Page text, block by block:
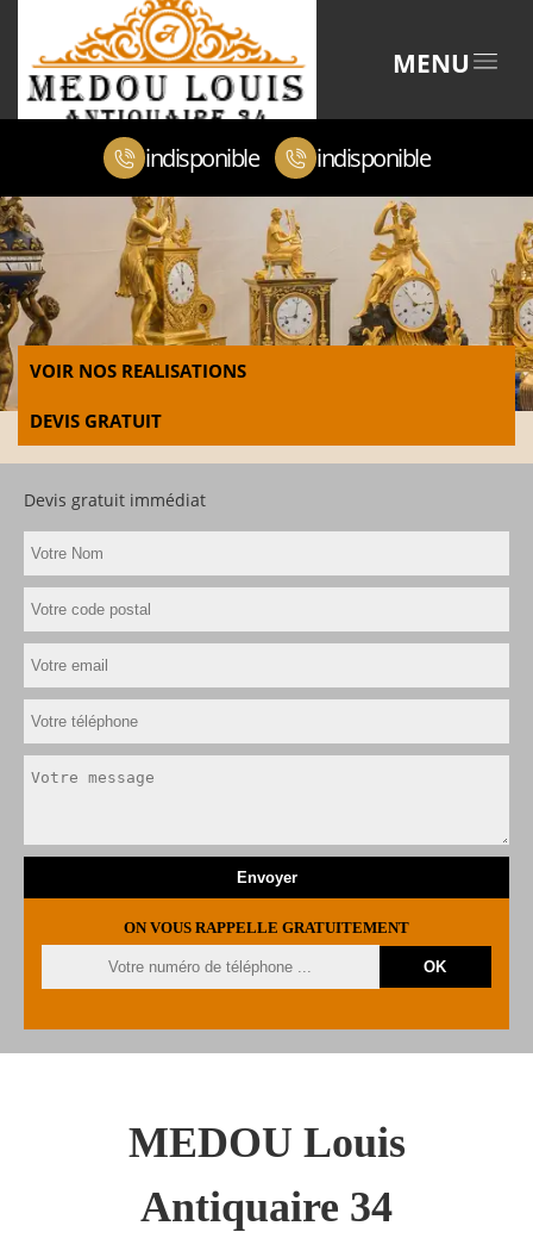
MENU
indisponible indisponible
VOIR NOS REALISATIONS
DEVIS GRATUIT
Devis gratuit immédiat
ON VOUS RAPPELLE GRATUITEMENT
MEDOU Louis
Antiquaire 34